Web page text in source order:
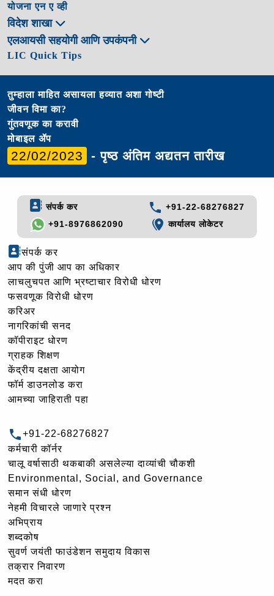
योजना एन ए व्ही
विदेश शाखा
एलआयसी सहयोगी आणि उपकंपनी
LIC Quick Tips
तुम्हाला माहित असायला हव्यात अशा गोष्टी
जीवन विमा का?
गुंतवणूक का करावी
मोबाइल ॲप
22/02/2023 - पृष्ठ अंतिम अद्यतन तारीख
संपर्क कर
+91-22-68276827
+91-8976862090
कार्यालय लोकेटर
संपर्क कर
आप की पुंजी आप का अधिकार
लाचलुचपत आणि भ्रष्टाचार विरोधी धोरण
फसवणूक विरोधी धोरण
करिअर
नागरिकांची सनद
कॉपीराइट धोरण
ग्राहक शिक्षण
केंद्रीय दक्षता आयोग
फॉर्म डाउनलोड करा
आमच्या जाहिराती पहा
+91-22-68276827
कर्मचारी कॉर्नर
चालू वर्षासाठी थकबाकी असलेल्या दाव्यांची चौकशी
Environmental, Social, and Governance
समान संधी धोरण
नेहमी विचारले जाणारे प्रश्न
अभिप्राय
शब्दकोष
सुवर्ण जयंती फाउंडेशन समुदाय विकास
तक्रार निवारण
मदत करा